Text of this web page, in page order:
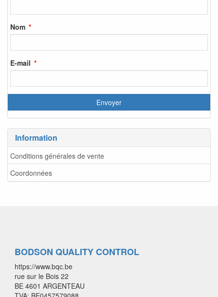
Nom
E-mail
Information
Conditions générales de vente
Coordonnées
BODSON QUALITY CONTROL
https://www.bqc.be
rue sur le Bois 22
BE 4601 ARGENTEAU